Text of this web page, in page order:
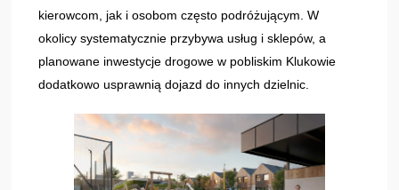
kierowcom, jak i osobom często podróżującym. W
okolicy systematycznie przybywa usług i sklepów, a
planowane inwestycje drogowe w pobliskim Klukowie
dodatkowo usprawnią dojazd do innych dzielnic.